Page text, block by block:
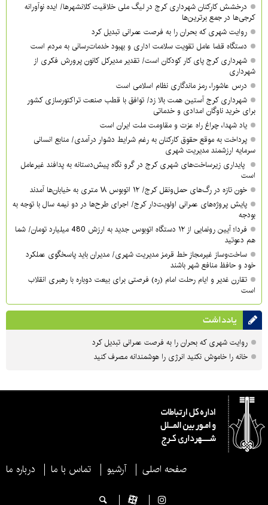
درخشش کارکنان شهرداری کرج در لیگ ملی خلاقیت کلانشهرها/ ایده نوآورانه
کرجی‌ها در جمع برترین‌ها
روایت شهری که بحران را به فرصت عمرانی تبدیل کرد
دستگاه قضا عامل تقویت سلامت اداری و بهبود خدمات‌رسانی به مردم است
شهرداری کرج پای کار کودکان است/ تقدیر مدیرکل کانون پرورش فکری از
شهرداری
درس عاشورا، رمز ماندگاری نظام اسلامی است
شهرداری کرج آستین همت بالا زد/ توافق با قطب صنعت تراکتورسازی کشور
برای خرید ناوگان امدادی و خدماتی
یاد شهدا، چراغ راه عزت و مقاومت ملت ایران است
پرداخت به موقع حقوق کارکنان به رغم شرایط دشوار درآمدی/ منابع انسانی
سرمایه ارزشمند مدیریت شهری
پایداری زیرساخت‌های شهری کرج در گرو نگاه پیش‌دستانه به پدافند غیرعامل
است
خون تازه در رگ‌های حمل‌ونقل کرج/ ۱۲ اتوبوس ۱۸ متری به خیابان‌ها آمدند
پایش پروژه‌های عمرانی اولویت‌دار کرج/ اجرای طرح‌ها در دو نیمه سال با توجه به
بودجه
فردا؛ آیین رونمایی از ۱۲ دستگاه اتوبوس جدید به ارزش 480 میلیارد تومان/ شما
هم دعوتید
ساخت‌وساز غیرمجاز خط قرمز مدیریت شهری‌/ مدیران باید پاسخگوی عملکرد
خود و حافظ منافع شهر باشند
تقارن غدیر و ایام رحلت امام (ره) فرصتی برای بیعت دوباره با رهبری انقلاب
است
یادداشت
روایت شهری که بحران را به فرصت عمرانی تبدیل کرد
خانه را خاموش نکنید انرژی را هوشمندانه مصرف کنید
صفحه اصلی آرشیو تماس با ما درباره ما